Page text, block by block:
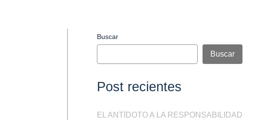
Buscar
Buscar
Post recientes
EL ANTÍDOTO A LA RESPONSABILIDAD